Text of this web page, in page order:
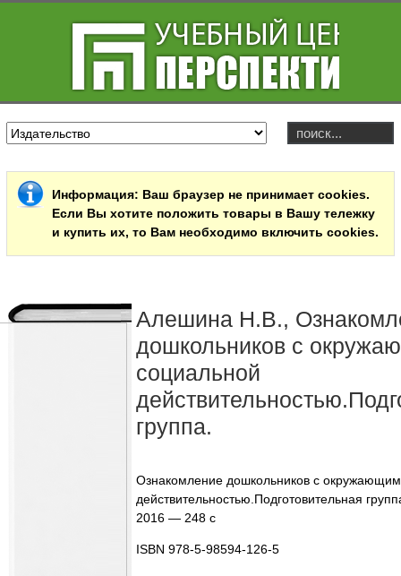
Информация: Ваш браузер не принимает cookies.
Если Вы хотите положить товары в Вашу тележку
и купить их, то Вам необходимо включить cookies.
Алешина Н.В.,
дошкольников с
социальной
группа.
Ознакомление дошкольников с
действительностью.Подготовительная
2016 — 248 с
ISBN 978-5-98594-126-5